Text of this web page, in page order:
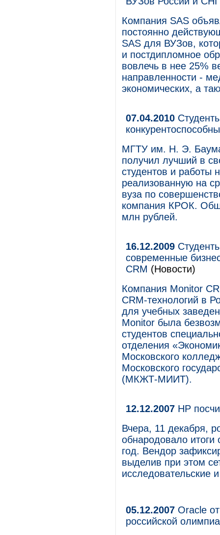
Компания SAS
постоянно
SAS для ВУЗов,
и постдипломное
вовлечь в нее 25%
направленности -
экономических, а
07.04.2010
МГТУ им. Н. Э.
получил лучший в
студентов и работы
реализованную на
вуза по
компания КРОК.
млн рублей.
16.12.2009
современные
CRM (Новости)
Компания Monitor
CRM-технологий в
для учебных
Monitor была
студентов
отделения
Московского
Московского
(МКЖТ-МИИТ).
12.12.2007 HP
Вчера, 11 декабря,
обнародовало итоги
год. Вендор
выделив при этом
исследовательские
05.12.2007 Oracle
российской